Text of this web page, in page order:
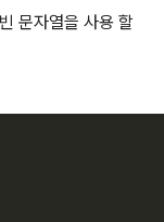
문자열을 사용 할